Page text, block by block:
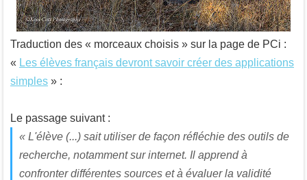
Traduction des « morceaux choisis » sur la page de PCi :
« Les élèves français devront savoir créer des applications
simples » :
Le passage suivant :
« L'élève (...) sait utiliser de façon réfléchie des outils de
recherche, notamment sur internet. Il apprend à
confronter différentes sources et à évaluer la validité